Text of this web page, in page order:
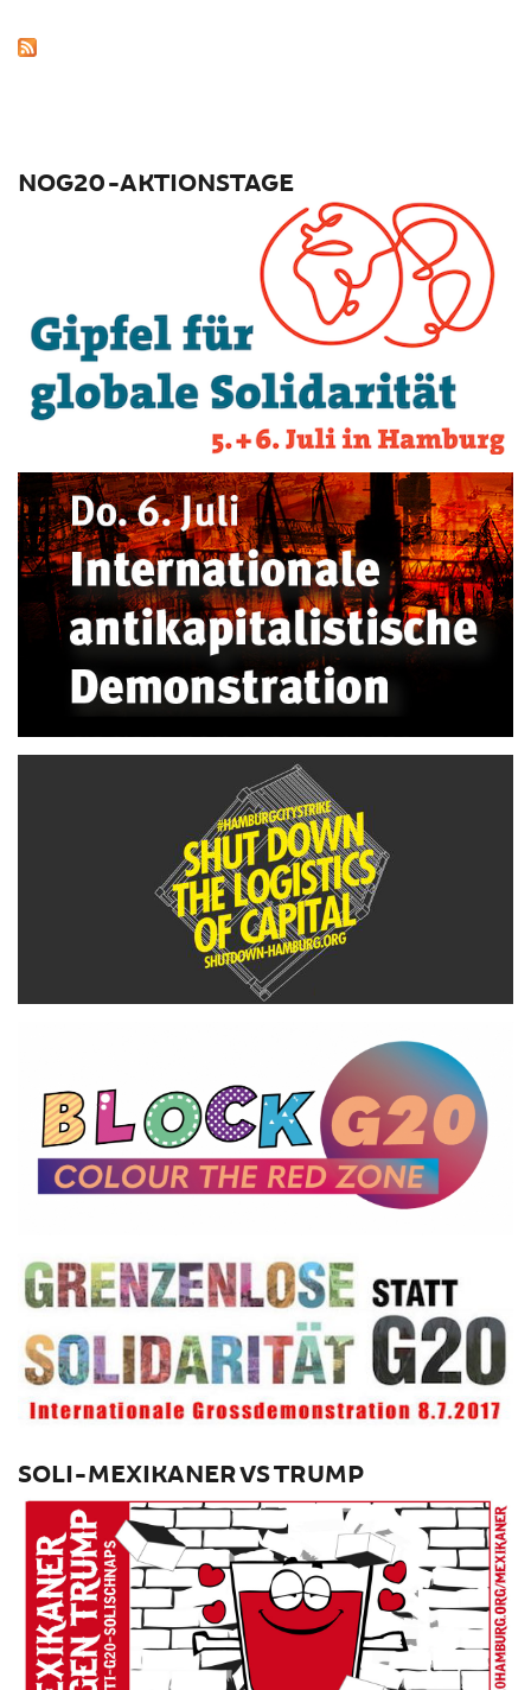
NOG20-AKTIONSTAGE
SOLI-MEXIKANER VS TRUMP